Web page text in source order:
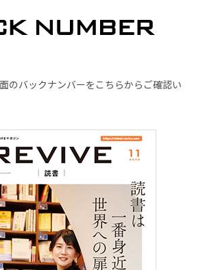
のバックナンバーをこちらからご確認い